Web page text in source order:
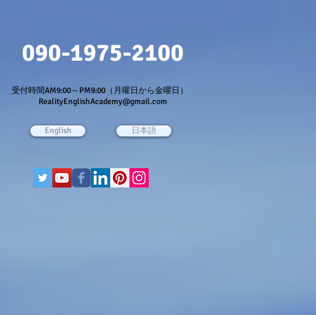
090-1975-2100
受付時間AM9:00～PM9:00（月曜日から金曜日）
RealityEnglishAcademy@gmail.com
English 日本語